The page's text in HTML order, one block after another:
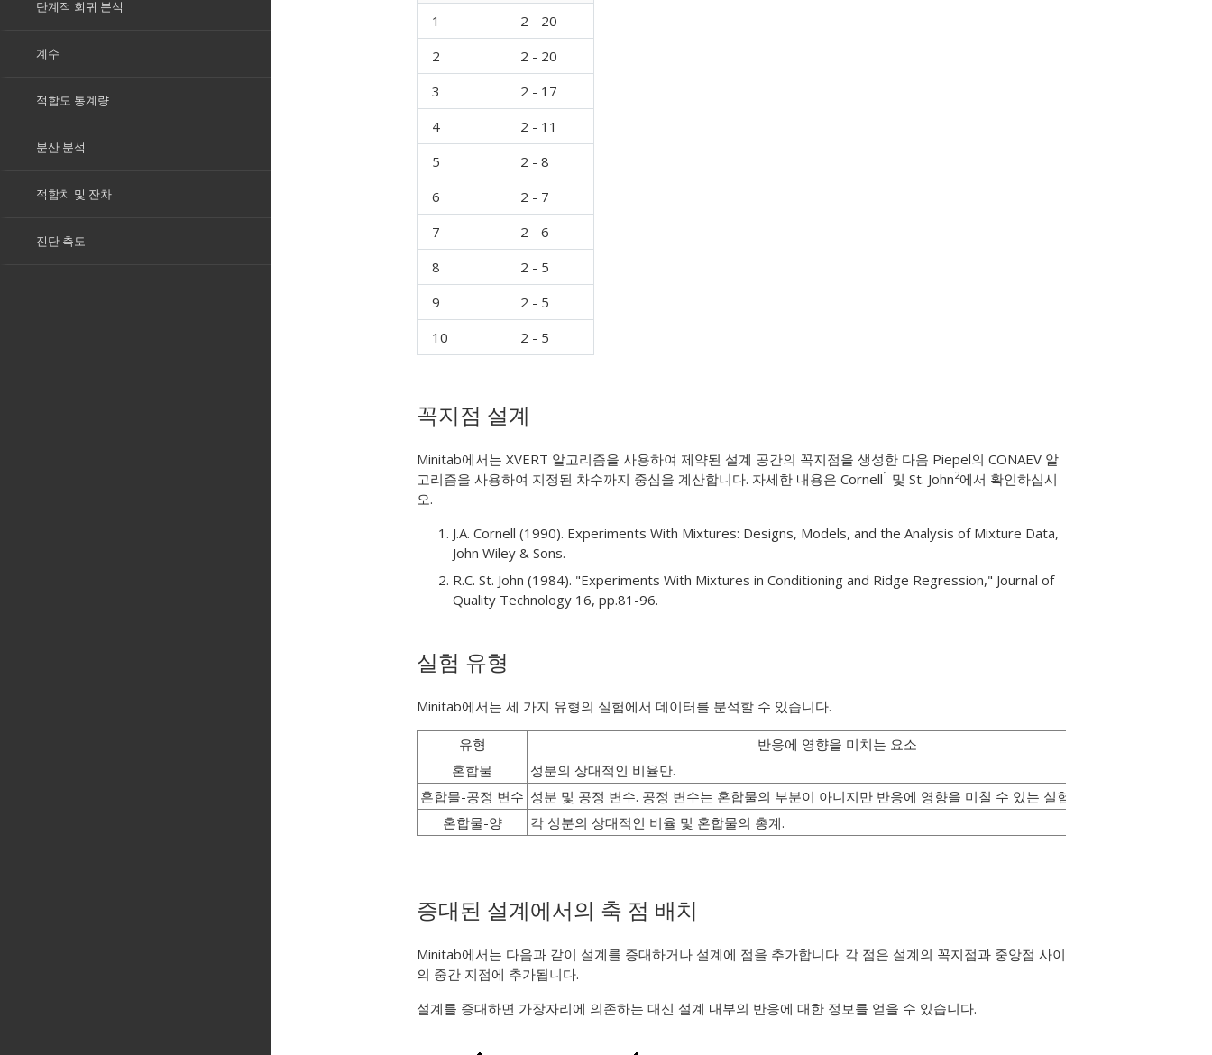
1
2 - 20
2
2 - 20
3
2 - 17
4
2 - 11
5
2 - 8
6
2 - 7
7
2 - 6
8
2 - 5
9
2 - 5
10
2 - 5
꼭지점 설계
Minitab에서는 XVERT 알고리즘을 사용하여 제약된 설계 공간의 꼭지점을 생성한 다음 Piepel의 CONAEV 알
고리즘을 사용하여 지정된 차수까지 중심을 계산합니다. 자세한 내용은 Cornell1 및 St. John2에서 확인하십시
오.
J.A. Cornell (1990). Experiments With Mixtures: Designs, Models, and the Analysis of Mixture Data,
John Wiley & Sons.
R.C. St. John (1984). "Experiments With Mixtures in Conditioning and Ridge Regression," Journal of
Quality Technology 16, pp.81-96.
실험 유형
Minitab에서는 세 가지 유형의 실험에서 데이터를 분석할 수 있습니다.
유형
반응에 영향을 미치는 요소
혼합물
성분의 상대적인 비율만.
혼합물-공정 변수 성분 및 공정 변수. 공정 변수는 혼합물의 부분이 아니지만 반응에 영향을 미칠 수 있는 실험 요인입니다.
혼합물-양
각 성분의 상대적인 비율 및 혼합물의 총계.
증대된 설계에서의 축 점 배치
Minitab에서는 다음과 같이 설계를 증대하거나 설계에 점을 추가합니다. 각 점은 설계의 꼭지점과 중앙점 사이
의 중간 지점에 추가됩니다.
설계를 증대하면 가장자리에 의존하는 대신 설계 내부의 반응에 대한 정보를 얻을 수 있습니다.